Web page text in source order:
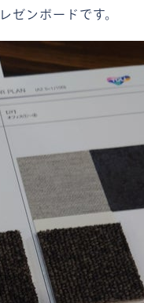
ゼンボードです。